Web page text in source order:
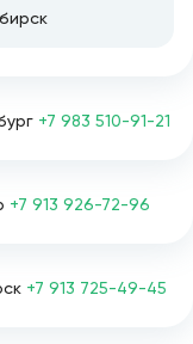
+7 913 725-49-45
+7 913 926-72-96
+7 983 510-91-21